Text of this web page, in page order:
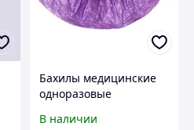
Бахилы медицинские
одноразовые
"Чистовье" 2,2 г.
В наличии